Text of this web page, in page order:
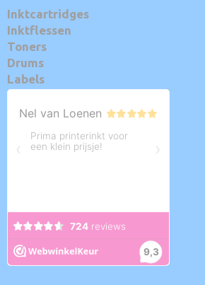
Inktcartridges
Inktflessen
Toners
Drums
Labels